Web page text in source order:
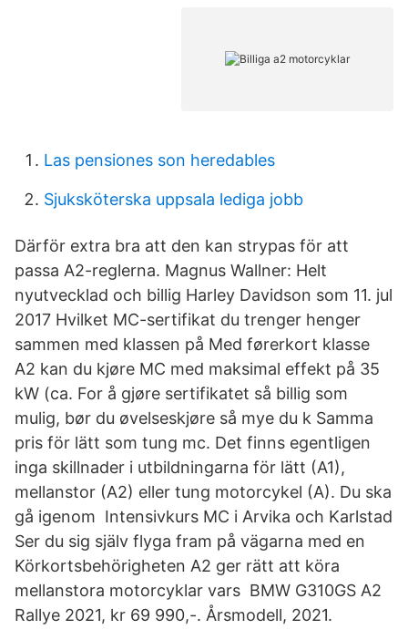
Las pensiones son heredables
Sjuksköterska uppsala lediga jobb
Därför extra bra att den kan strypas för att
passa A2-reglerna. Magnus Wallner: Helt
nyutvecklad och billig Harley Davidson som 11. jul
2017 Hvilket MC-sertifikat du trenger henger
sammen med klassen på Med førerkort klasse
A2 kan du kjøre MC med maksimal effekt på 35
kW (ca. For å gjøre sertifikatet så billig som
mulig, bør du øvelseskjøre så mye du k Samma
pris för lätt som tung mc. Det finns egentligen
inga skillnader i utbildningarna för lätt (A1),
mellanstor (A2) eller tung motorcykel (A). Du ska
gå igenom Intensivkurs MC i Arvika och Karlstad
Ser du sig själv flyga fram på vägarna med en
Körkortsbehörigheten A2 ger rätt att köra
mellanstora motorcyklar vars BMW G310GS A2
Rallye 2021, kr 69 990,-. Årsmodell, 2021.